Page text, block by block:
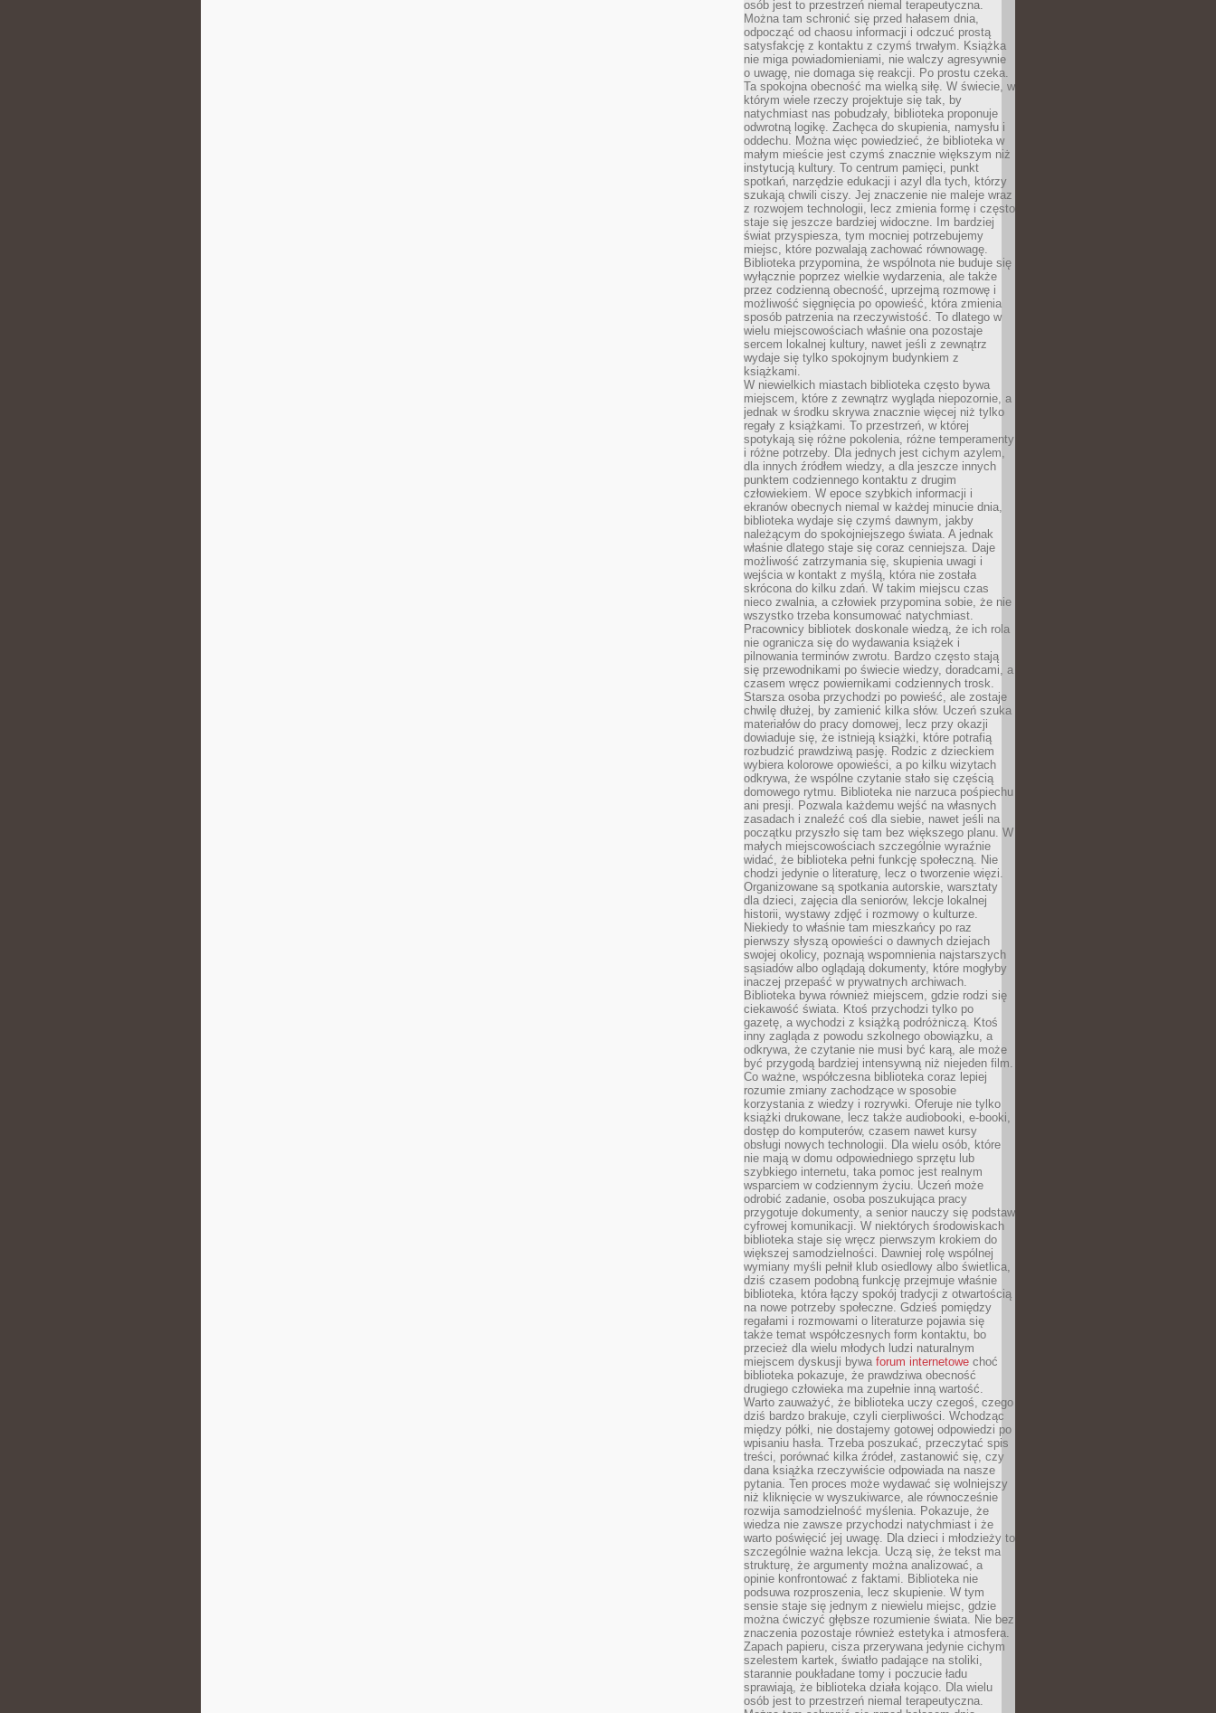
osób jest to przestrzeń niemal terapeutyczna.
Można tam schronić się przed hałasem dnia,
odpocząć od chaosu informacji i odczuć prostą
satysfakcję z kontaktu z czymś trwałym. Książka
nie miga powiadomieniami, nie walczy agresywnie
o uwagę, nie domaga się reakcji. Po prostu czeka.
Ta spokojna obecność ma wielką siłę. W świecie, w
którym wiele rzeczy projektuje się tak, by
natychmiast nas pobudzały, biblioteka proponuje
odwrotną logikę. Zachęca do skupienia, namysłu i
oddechu. Można więc powiedzieć, że biblioteka w
małym mieście jest czymś znacznie większym niż
instytucją kultury. To centrum pamięci, punkt
spotkań, narzędzie edukacji i azyl dla tych, którzy
szukają chwili ciszy. Jej znaczenie nie maleje wraz
z rozwojem technologii, lecz zmienia formę i często
staje się jeszcze bardziej widoczne. Im bardziej
świat przyspiesza, tym mocniej potrzebujemy
miejsc, które pozwalają zachować równowagę.
Biblioteka przypomina, że wspólnota nie buduje się
wyłącznie poprzez wielkie wydarzenia, ale także
przez codzienną obecność, uprzejmą rozmowę i
możliwość sięgnięcia po opowieść, która zmienia
sposób patrzenia na rzeczywistość. To dlatego w
wielu miejscowościach właśnie ona pozostaje
sercem lokalnej kultury, nawet jeśli z zewnątrz
wydaje się tylko spokojnym budynkiem z
książkami.
W niewielkich miastach biblioteka często bywa
miejscem, które z zewnątrz wygląda niepozornie, a
jednak w środku skrywa znacznie więcej niż tylko
regały z książkami. To przestrzeń, w której
spotykają się różne pokolenia, różne temperamenty
i różne potrzeby. Dla jednych jest cichym azylem,
dla innych źródłem wiedzy, a dla jeszcze innych
punktem codziennego kontaktu z drugim
człowiekiem. W epoce szybkich informacji i
ekranów obecnych niemal w każdej minucie dnia,
biblioteka wydaje się czymś dawnym, jakby
należącym do spokojniejszego świata. A jednak
właśnie dlatego staje się coraz cenniejsza. Daje
możliwość zatrzymania się, skupienia uwagi i
wejścia w kontakt z myślą, która nie została
skrócona do kilku zdań. W takim miejscu czas
nieco zwalnia, a człowiek przypomina sobie, że nie
wszystko trzeba konsumować natychmiast.
Pracownicy bibliotek doskonale wiedzą, że ich rola
nie ogranicza się do wydawania książek i
pilnowania terminów zwrotu. Bardzo często stają
się przewodnikami po świecie wiedzy, doradcami, a
czasem wręcz powiernikami codziennych trosk.
Starsza osoba przychodzi po powieść, ale zostaje
chwilę dłużej, by zamienić kilka słów. Uczeń szuka
materiałów do pracy domowej, lecz przy okazji
dowiaduje się, że istnieją książki, które potrafią
rozbudzić prawdziwą pasję. Rodzic z dzieckiem
wybiera kolorowe opowieści, a po kilku wizytach
odkrywa, że wspólne czytanie stało się częścią
domowego rytmu. Biblioteka nie narzuca pośpiechu
ani presji. Pozwala każdemu wejść na własnych
zasadach i znaleźć coś dla siebie, nawet jeśli na
początku przyszło się tam bez większego planu. W
małych miejscowościach szczególnie wyraźnie
widać, że biblioteka pełni funkcję społeczną. Nie
chodzi jedynie o literaturę, lecz o tworzenie więzi.
Organizowane są spotkania autorskie, warsztaty
dla dzieci, zajęcia dla seniorów, lekcje lokalnej
historii, wystawy zdjęć i rozmowy o kulturze.
Niekiedy to właśnie tam mieszkańcy po raz
pierwszy słyszą opowieści o dawnych dziejach
swojej okolicy, poznają wspomnienia najstarszych
sąsiadów albo oglądają dokumenty, które mogłyby
inaczej przepaść w prywatnych archiwach.
Biblioteka bywa również miejscem, gdzie rodzi się
ciekawość świata. Ktoś przychodzi tylko po
gazetę, a wychodzi z książką podróżniczą. Ktoś
inny zagląda z powodu szkolnego obowiązku, a
odkrywa, że czytanie nie musi być karą, ale może
być przygodą bardziej intensywną niż niejeden film.
Co ważne, współczesna biblioteka coraz lepiej
rozumie zmiany zachodzące w sposobie
korzystania z wiedzy i rozrywki. Oferuje nie tylko
książki drukowane, lecz także audiobooki, e-booki,
dostęp do komputerów, czasem nawet kursy
obsługi nowych technologii. Dla wielu osób, które
nie mają w domu odpowiedniego sprzętu lub
szybkiego internetu, taka pomoc jest realnym
wsparciem w codziennym życiu. Uczeń może
odrobić zadanie, osoba poszukująca pracy
przygotuje dokumenty, a senior nauczy się podstaw
cyfrowej komunikacji. W niektórych środowiskach
biblioteka staje się wręcz pierwszym krokiem do
większej samodzielności. Dawniej rolę wspólnej
wymiany myśli pełnił klub osiedlowy albo świetlica,
dziś czasem podobną funkcję przejmuje właśnie
biblioteka, która łączy spokój tradycji z otwartością
na nowe potrzeby społeczne. Gdzieś pomiędzy
regałami i rozmowami o literaturze pojawia się
także temat współczesnych form kontaktu, bo
przecież dla wielu młodych ludzi naturalnym
miejscem dyskusji bywa forum internetowe choć
biblioteka pokazuje, że prawdziwa obecność
drugiego człowieka ma zupełnie inną wartość.
Warto zauważyć, że biblioteka uczy czegoś, czego
dziś bardzo brakuje, czyli cierpliwości. Wchodząc
między półki, nie dostajemy gotowej odpowiedzi po
wpisaniu hasła. Trzeba poszukać, przeczytać spis
treści, porównać kilka źródeł, zastanowić się, czy
dana książka rzeczywiście odpowiada na nasze
pytania. Ten proces może wydawać się wolniejszy
niż kliknięcie w wyszukiwarce, ale równocześnie
rozwija samodzielność myślenia. Pokazuje, że
wiedza nie zawsze przychodzi natychmiast i że
warto poświęcić jej uwagę. Dla dzieci i młodzieży to
szczególnie ważna lekcja. Uczą się, że tekst ma
strukturę, że argumenty można analizować, a
opinie konfrontować z faktami. Biblioteka nie
podsuwa rozproszenia, lecz skupienie. W tym
sensie staje się jednym z niewielu miejsc, gdzie
można ćwiczyć głębsze rozumienie świata. Nie bez
znaczenia pozostaje również estetyka i atmosfera.
Zapach papieru, cisza przerywana jedynie cichym
szelestem kartek, światło padające na stoliki,
starannie poukładane tomy i poczucie ładu
sprawiają, że biblioteka działa kojąco. Dla wielu
osób jest to przestrzeń niemal terapeutyczna.